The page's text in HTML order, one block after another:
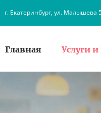
г. Екатеринбург, ул. Малышева
Главная Услуги